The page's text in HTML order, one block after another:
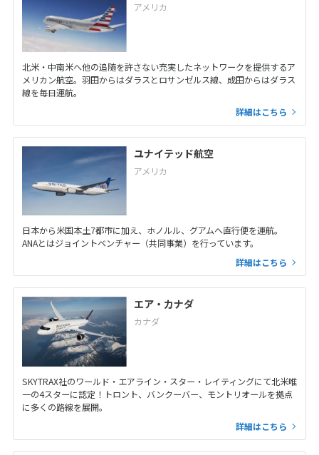
アメリカ
北米・中南米へ他の追随を許さない充実したネットワークを提供するア
メリカン航空。羽田からはダラスとロサンゼルス線、成田からはダラス
線を毎日運航。
詳細はこちら
ユナイテッド航空
アメリカ
日本から米国本土7都市に加え、ホノルル、グアムへ直行便を運航。
ANAとはジョイントベンチャー（共同事業）を行っています。
詳細はこちら
エア・カナダ
カナダ
SKYTRAX社のワールド・エアライン・スター・レイティングにて北米唯
一の4スターに認定！トロント、バンクーバー、モントリオールを拠点
に多くの路線を展開。
詳細はこちら